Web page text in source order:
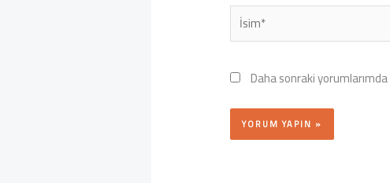
İsim*
Daha sonraki